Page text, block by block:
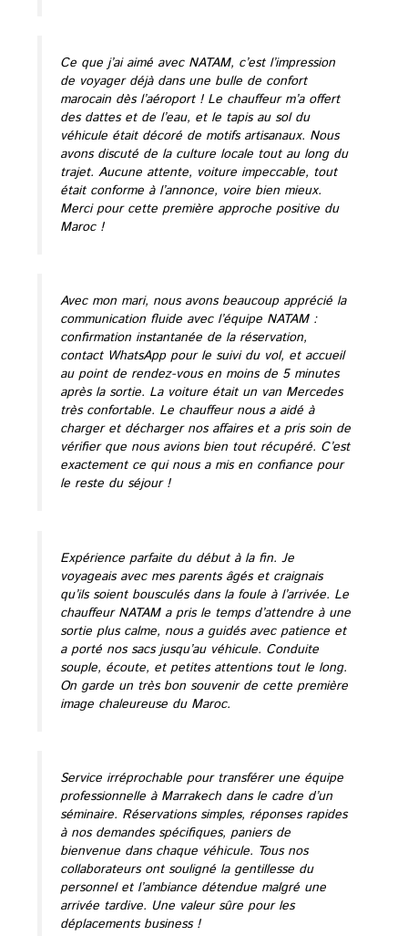
Ce que j’ai aimé avec NATAM, c’est l’impression
de voyager déjà dans une bulle de confort
marocain dès l’aéroport ! Le chauffeur m’a offert
des dattes et de l’eau, et le tapis au sol du
véhicule était décoré de motifs artisanaux. Nous
avons discuté de la culture locale tout au long du
trajet. Aucune attente, voiture impeccable, tout
était conforme à l’annonce, voire bien mieux.
Merci pour cette première approche positive du
Maroc !
Avec mon mari, nous avons beaucoup apprécié la
communication fluide avec l’équipe NATAM :
confirmation instantanée de la réservation,
contact WhatsApp pour le suivi du vol, et accueil
au point de rendez-vous en moins de 5 minutes
après la sortie. La voiture était un van Mercedes
très confortable. Le chauffeur nous a aidé à
charger et décharger nos affaires et a pris soin de
vérifier que nous avions bien tout récupéré. C’est
exactement ce qui nous a mis en confiance pour
le reste du séjour !
Expérience parfaite du début à la fin. Je
voyageais avec mes parents âgés et craignais
qu’ils soient bousculés dans la foule à l’arrivée. Le
chauffeur NATAM a pris le temps d’attendre à une
sortie plus calme, nous a guidés avec patience et
a porté nos sacs jusqu’au véhicule. Conduite
souple, écoute, et petites attentions tout le long.
On garde un très bon souvenir de cette première
image chaleureuse du Maroc.
Service irréprochable pour transférer une équipe
professionnelle à Marrakech dans le cadre d’un
séminaire. Réservations simples, réponses rapides
à nos demandes spécifiques, paniers de
bienvenue dans chaque véhicule. Tous nos
collaborateurs ont souligné la gentillesse du
personnel et l’ambiance détendue malgré une
arrivée tardive. Une valeur sûre pour les
déplacements business !